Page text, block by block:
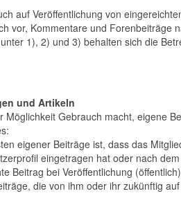
auf Veröffentlichung von
vor, Kommentare und Forenbeiträge
1), 2) und 3) behalten sich die
und Artikeln
Möglichkeit Gebrauch macht, eigene
eigener Beiträge ist, dass das
eingetragen hat oder nach
Beitrag bei Veröffentlichung
die von ihm oder ihr zukünftig